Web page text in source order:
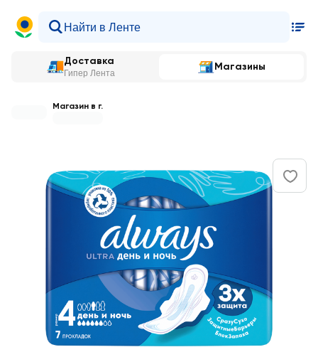
Доставка
Гипер Лента
Магазины
Магазин в г.